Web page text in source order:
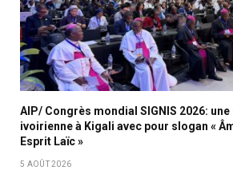
AIP/ Congrès mondial SIGNIS 2026:
ivoirienne à Kigali avec pour slogan «
Esprit Laïc »
5 AOÛT 2026